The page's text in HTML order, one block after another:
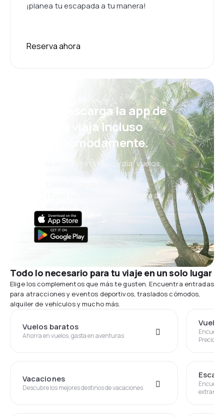
¡planea tu escapada a tu manera!
Reserva ahora
¡Eh! Descarga la app de
eSky y viaja incluso
más cómodamente.
Nuevas ofertas cada día: vuelos,
vacaciones, escapadas
Cómoda gestión de reservas
¡Todo lo que importa, siempre al
Todo lo necesario para tu viaje en un solo lugar
Elige los complementos que más te gusten. Encuentra entradas
para atracciones y eventos deportivos, traslados cómodos,
alquiler de vehículos y mucho más.
Vuelos baratos
Ahorra en vuelos, gasta en aventuras
Precio
Vacaciones
Descubre los mejores destinos de vacaciones